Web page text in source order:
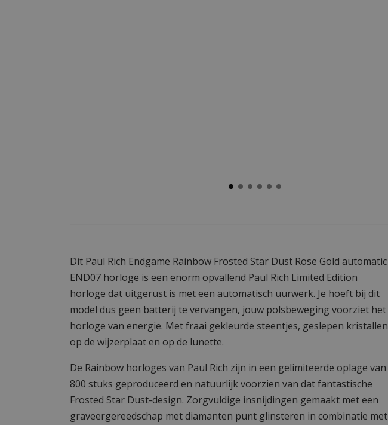
Dit Paul Rich Endgame Rainbow Frosted Star Dust Rose Gold automatic
END07 horloge is een enorm opvallend Paul Rich Limited Edition
horloge dat uitgerust is met een automatisch uurwerk. Je hoeft bij dit
model dus geen batterij te vervangen, jouw polsbeweging voorziet het
horloge van energie. Met fraai gekleurde steentjes, geslepen kristallen
op de wijzerplaat en op de lunette.
De Rainbow horloges van Paul Rich zijn in een gelimiteerde oplage van
800 stuks geproduceerd en natuurlijk voorzien van dat fantastische
Frosted Star Dust-design. Zorgvuldige insnijdingen gemaakt met een
graveergereedschap met diamanten punt glinsteren in combinatie met